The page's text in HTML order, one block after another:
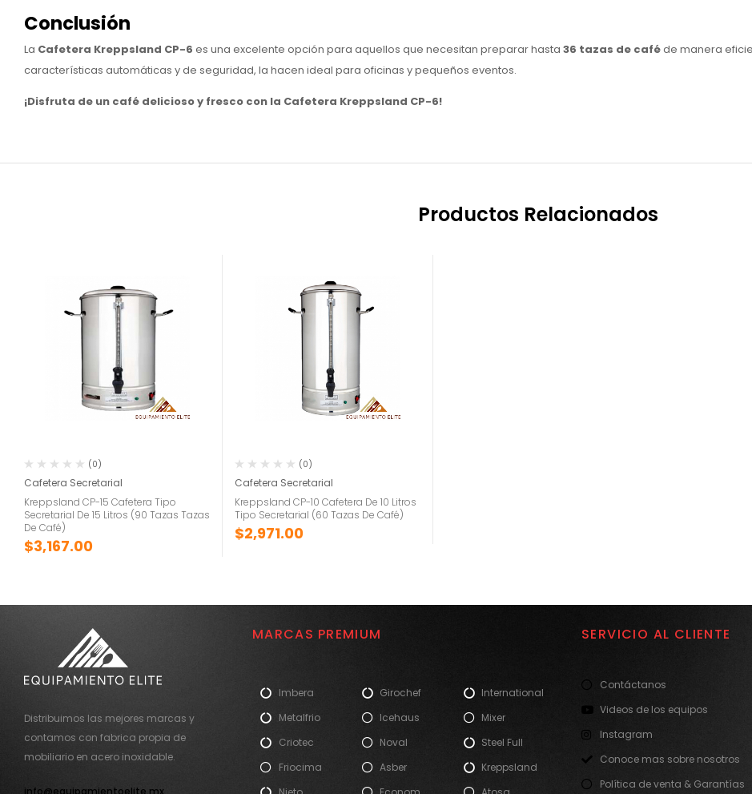
Conclusión
La Cafetera Kreppsland CP-6 es una excelente opción para aquellos que necesitan preparar hasta 36 tazas de caféde manera
características automáticas y de seguridad, la hacen ideal para oficinas y pequeños eventos.
¡Disfruta de un café delicioso y fresco con la Cafetera Kreppsland CP-6!
Productos Relacionados
(0)
Cafetera Secretarial
Kreppsland CP-15 Cafetera Tipo
Secretarial De 15 Litros (90 Tazas Tazas
De Café)
$3,167.00
(0)
Cafetera Secretarial
Kreppsland CP-10 Cafetera De 10 Litros
Tipo Secretarial (60 Tazas De Café)
$2,971.00
Distribuimos las mejores marcas y
contamos con fabrica propia de
mobiliario en acero inoxidable.
info@equipamientoelite.mx
MARCAS PREMIUM
Imbera
Metalfrio
Criotec
Friocima
Girochef
Icehaus
Noval
Asber
International
Mixer
Steel Full
Kreppsland
SERVICIO AL CLIENTE
Contáctanos
Videos de los equipos
Instagram
Conoce mas sobre nosotros
Política de venta & Garantías